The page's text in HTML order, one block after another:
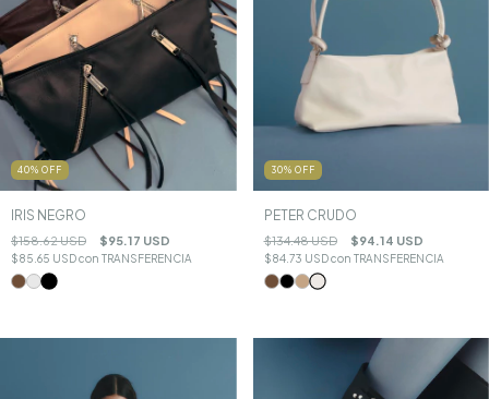
40% OFF
IRIS NEGRO
$158.62 USD $95.17 USD
$85.65 USDcon TRANSFERENCIA
30% OFF
PETER CRUDO
$134.48 USD $94.14 USD
$84.73 USDcon TRANSFERENCIA